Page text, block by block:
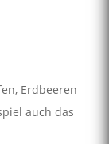
Erdbeeren
auch das